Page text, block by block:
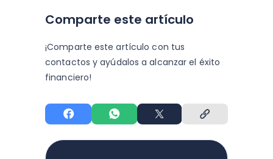
Comparte este artículo
¡Comparte este artículo con tus
contactos y ayúdalos a alcanzar el éxito
financiero!